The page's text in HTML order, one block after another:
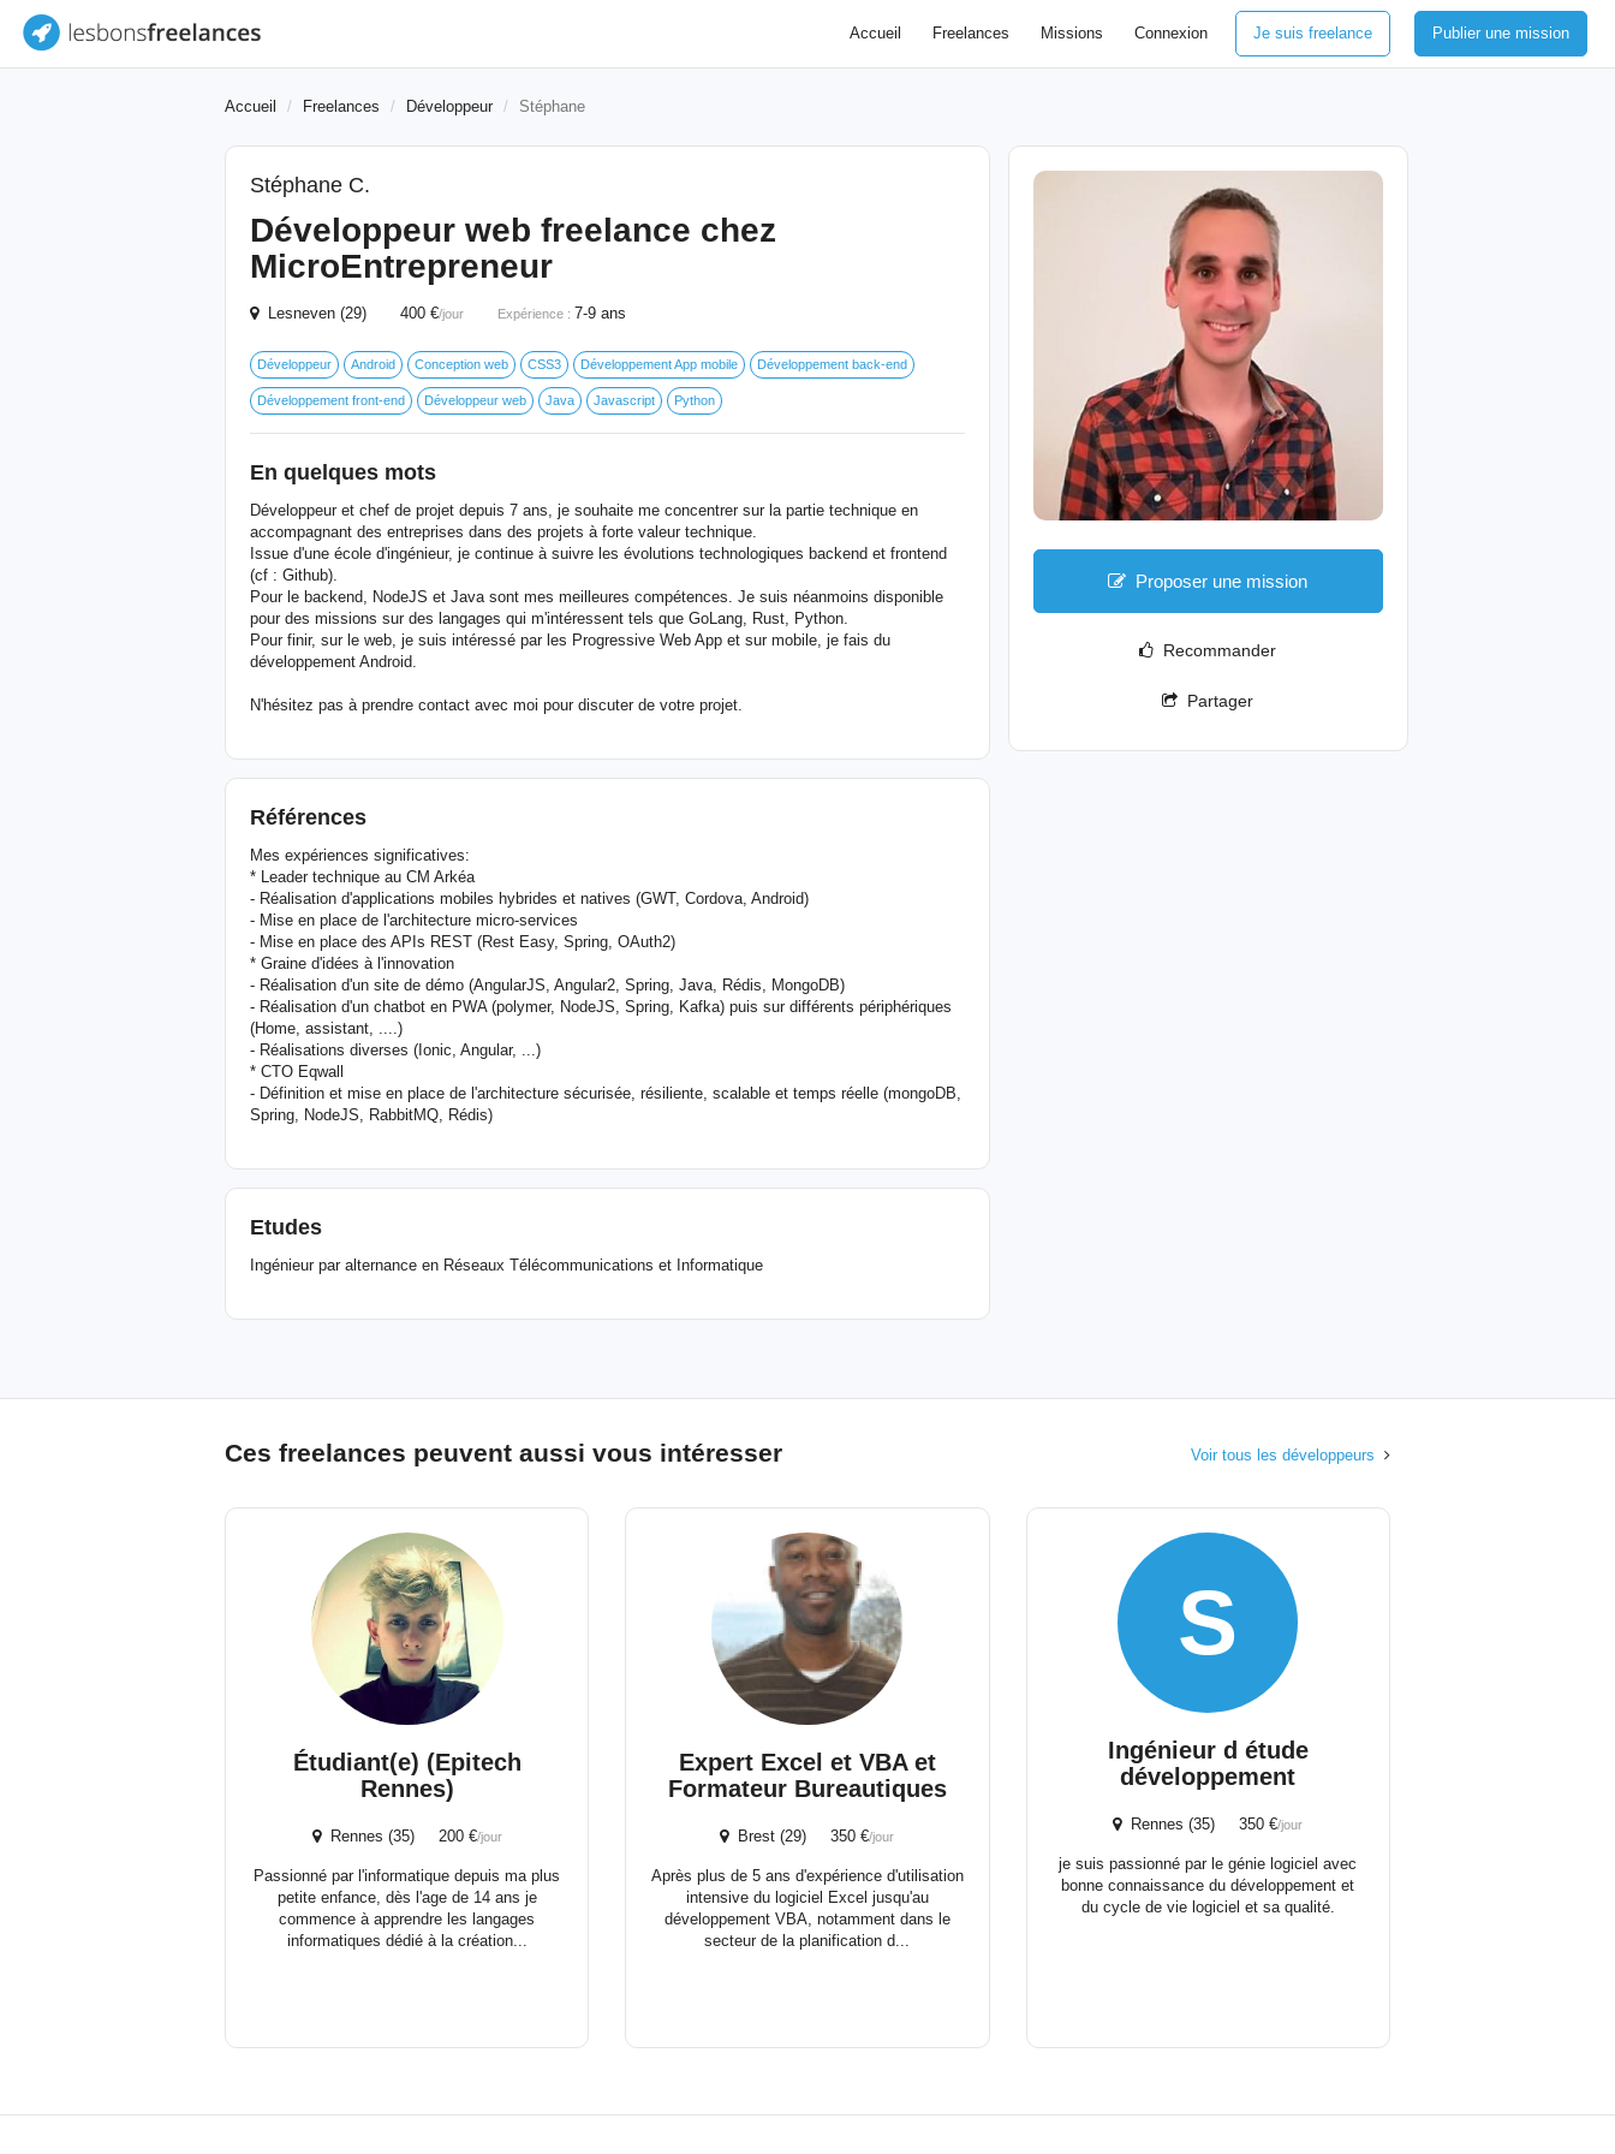
Accueil Freelances Missions Connexion Je suis freelance Publier une mission
Accueil Freelances Développeur Stéphane
Stéphane C.
Développeur web freelance chez
MicroEntrepreneur
Lesneven (29) 400 €/jour Expérience : 7-9 ans
Développeur Android Conception web CSS3 Développement App mobile Développement back-end
Développement front-end Développeur web Java Javascript Python
En quelques mots
Développeur et chef de projet depuis 7 ans, je souhaite me concentrer sur la partie technique en
accompagnant des entreprises dans des projets à forte valeur technique.
Issue d'une école d'ingénieur, je continue à suivre les évolutions technologiques backend et frontend
(cf : Github).
Pour le backend, NodeJS et Java sont mes meilleures compétences. Je suis néanmoins disponible
pour des missions sur des langages qui m'intéressent tels que GoLang, Rust, Python.
Pour finir, sur le web, je suis intéressé par les Progressive Web App et sur mobile, je fais du
développement Android.
N'hésitez pas à prendre contact avec moi pour discuter de votre projet.
Références
Mes expériences significatives:
* Leader technique au CM Arkéa
- Réalisation d'applications mobiles hybrides et natives (GWT, Cordova, Android)
- Mise en place de l'architecture micro-services
- Mise en place des APIs REST (Rest Easy, Spring, OAuth2)
* Graine d'idées à l'innovation
- Réalisation d'un site de démo (AngularJS, Angular2, Spring, Java, Rédis, MongoDB)
- Réalisation d'un chatbot en PWA (polymer, NodeJS, Spring, Kafka) puis sur différents périphériques
(Home, assistant, ....)
- Réalisations diverses (Ionic, Angular, ...)
* CTO Eqwall
- Définition et mise en place de l'architecture sécurisée, résiliente, scalable et temps réelle (mongoDB,
Spring, NodeJS, RabbitMQ, Rédis)
Etudes
Ingénieur par alternance en Réseaux Télécommunications et Informatique
Proposer une mission
Recommander
Partager
Ces freelances peuvent aussi vous intéresser Voir tous les développeurs
Étudiant(e) (Epitech
Rennes)
Rennes (35) 200 €/jour
Passionné par l'informatique depuis ma plus
petite enfance, dès l'age de 14 ans je
commence à apprendre les langages
informatiques dédié à la création...
Expert Excel et VBA et
Formateur Bureautiques
Brest (29) 350 €/jour
Après plus de 5 ans d'expérience d'utilisation
intensive du logiciel Excel jusqu'au
développement VBA, notamment dans le
secteur de la planification d...
S
Ingénieur d étude
développement
Rennes (35) 350 €/jour
je suis passionné par le génie logiciel avec
bonne connaissance du développement et
du cycle de vie logiciel et sa qualité.